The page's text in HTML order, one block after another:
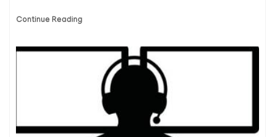
Continue Reading